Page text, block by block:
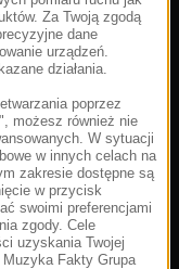
Za Twoją zgodą
dane
urządzeń.
działania.
poprzez
możesz również nie
W sytuacji
w innych celach na
zakresie dostępne są
w przycisk
swoimi preferencjami
zgody. Cele
uzyskania Twojej
Fakty Grupa